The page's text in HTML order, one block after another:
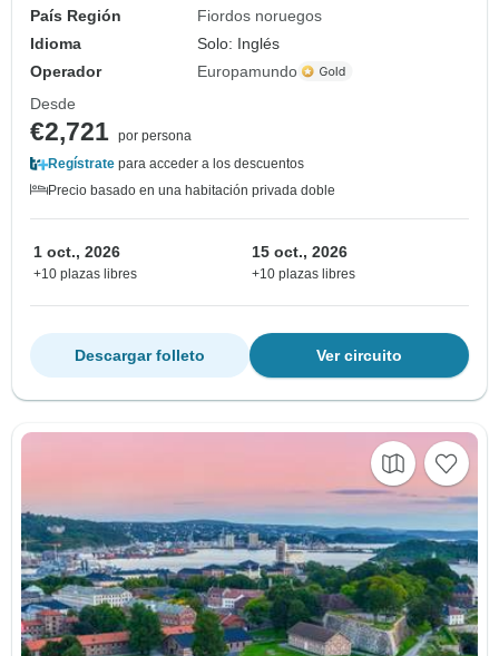
País Región
Fiordos noruegos
Idioma
Solo: Inglés
Operador
Europamundo
Desde
€2,721 por persona
Regístrate para acceder a los descuentos
Precio basado en una habitación privada doble
1 oct., 2026
+10 plazas libres
15 oct., 2026
+10 plazas libres
Ver circuito
Descargar folleto